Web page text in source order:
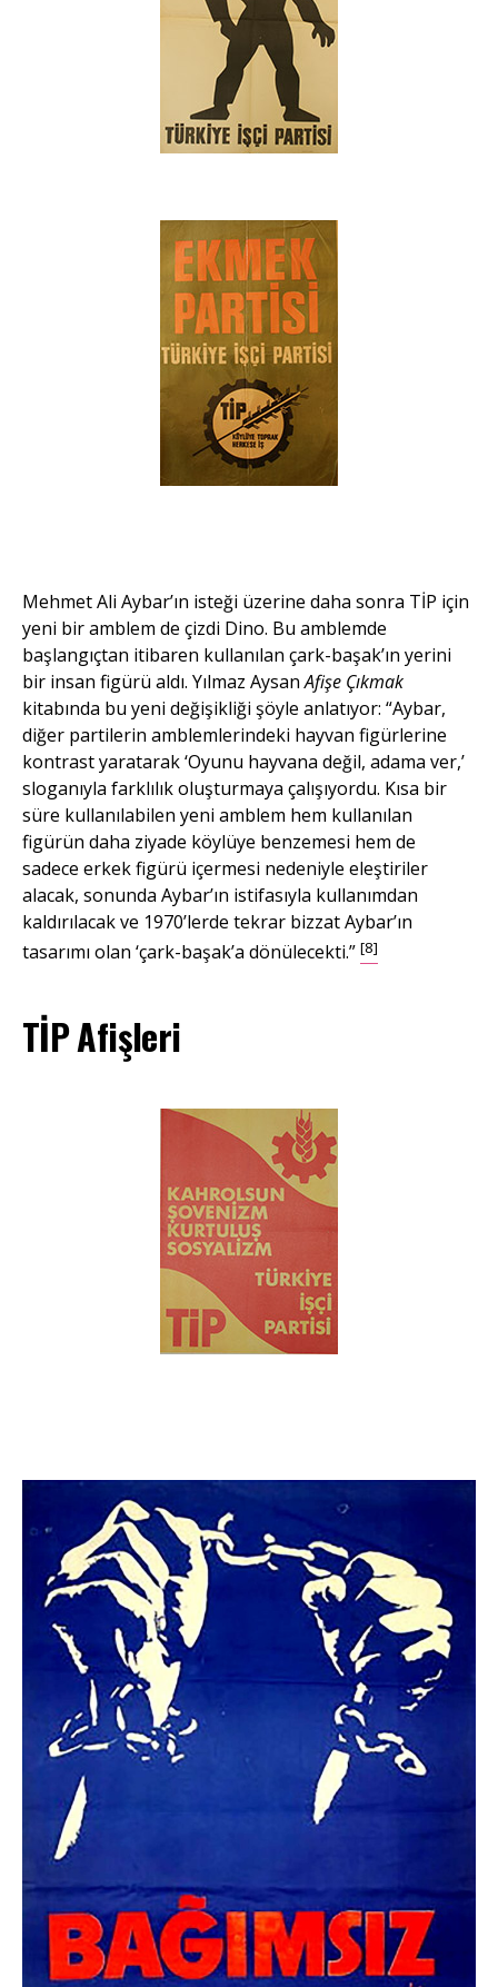
Mehmet Ali Aybar’ın isteği üzerine daha sonra TİP için
yeni bir amblem de çizdi Dino. Bu amblemde
başlangıçtan itibaren kullanılan çark-başak’ın yerini
bir insan figürü aldı. Yılmaz AysanAfişe Çıkmak
kitabında bu yeni değişikliği şöyle anlatıyor: “Aybar,
diğer partilerin amblemlerindeki hayvan figürlerine
kontrast yaratarak ‘Oyunu hayvana değil, adama ver,’
sloganıyla farklılık oluşturmaya çalışıyordu. Kısa bir
süre kullanılabilen yeni amblem hem kullanılan
figürün daha ziyade köylüye benzemesi hem de
sadece erkek figürü içermesi nedeniyle eleştiriler
alacak, sonunda Aybar’ın istifasıyla kullanımdan
kaldırılacak ve 1970’lerde tekrar bizzat Aybar’ın
tasarımı olan ‘çark-başak’a dönülecekti.” [8]
TİP Afişleri